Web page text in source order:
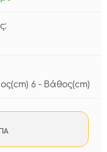
6 - Βάθος(cm)